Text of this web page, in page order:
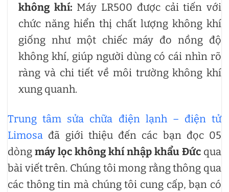
không khí: Máy LR500 được cải tiến với
chức năng hiển thị chất lượng không khí
giống như một chiếc máy đo nồng độ
không khí, giúp người dùng có cái nhìn rõ
ràng và chi tiết về môi trường không khí
xung quanh.
Trung tâm sửa chữa điện lạnh – điện tử
Limosa đã giới thiệu đến các bạn đọc 05
dòng máy lọc không khí nhập khẩu Đức qua
bài viết trên. Chúng tôi mong rằng thông qua
các thông tin mà chúng tôi cung cấp, bạn có